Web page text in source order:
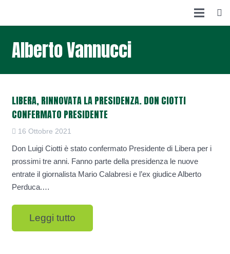
Alberto Vannucci
LIBERA, RINNOVATA LA PRESIDENZA. DON CIOTTI
CONFERMATO PRESIDENTE
16 Ottobre 2021
Don Luigi Ciotti è stato confermato Presidente di Libera per i
prossimi tre anni. Fanno parte della presidenza le nuove
entrate il giornalista Mario Calabresi e l’ex giudice Alberto
Perduca.…
Leggi tutto